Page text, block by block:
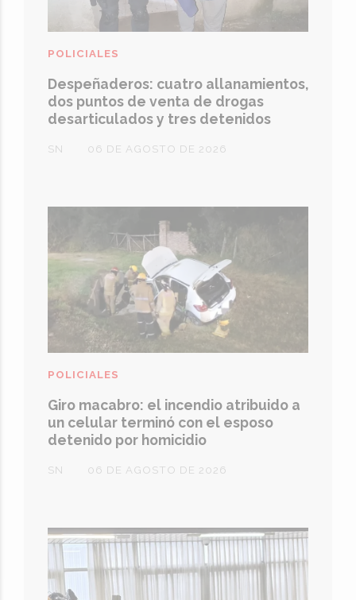
Despeñaderos: cuatro allanamientos,
dos puntos de venta de drogas
desarticulados y tres detenidos
SN
POLICIALES
06 DE AGOSTO DE 2026
Giro macabro: el incendio atribuido a
un celular terminó con el esposo
detenido por homicidio
SN
POLICIALES
06 DE AGOSTO DE 2026